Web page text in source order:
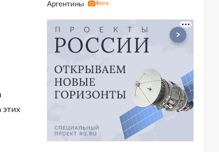
Аргентины
Фото